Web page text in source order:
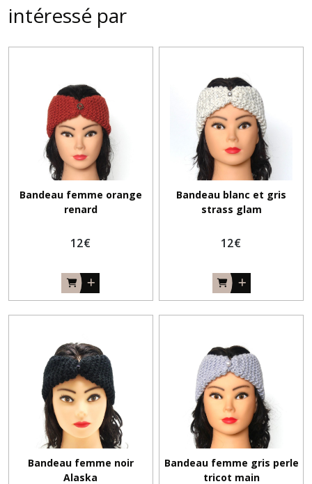
intéressé par
Bandeau femme orange
renard
12€
Bandeau blanc et gris
strass glam
12€
Bandeau femme noir
Alaska
Bandeau femme gris perle
tricot main